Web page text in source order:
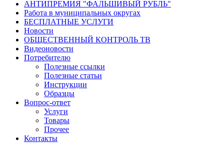
АНТИПРЕМИЯ "ФАЛЬШИВЫЙ РУБЛЬ"
Работа в муниципальных округах
БЕСПЛАТНЫЕ УСЛУГИ
Новости
ОБЩЕСТВЕННЫЙ КОНТРОЛЬ ТВ
Видеоновости
Потребителю
Полезные ссылки
Полезные статьи
Инструкции
Образцы
Вопрос-ответ
Услуги
Товары
Прочее
Контакты